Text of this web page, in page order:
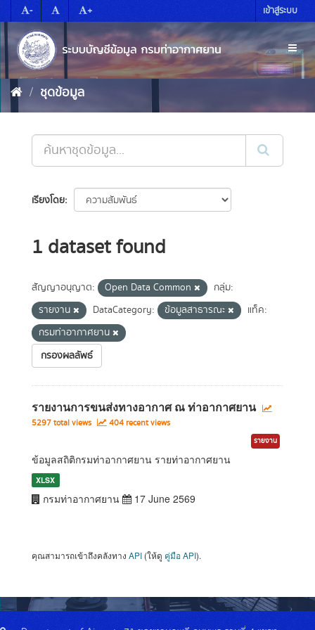
to
content
- + เข้าสู่ระบบ
ชุดข้อมูล
เรียงโดย
1 dataset found
สัญญาอนุญาต: Open Data Common
กลุ่ม:
รายงาน
DataCategory: ข้อมูลสาธารณะ
แท็ค:
กรมท่าอากาศยาน
กรองผลลัพธ์
รายงานการขนส่งทางอากาศ ณ ท่าอากาศยาน
5297 total views 404 recent views
รายงาน
ข้อมูลสถิติกรมท่าอากาศยาน รายท่าอากาศยาน
XLSX
กรมท่าอากาศยาน 17 June 2569
คุณสามารถเข้าถึงคลังทาง API (ให้ดู คู่มือ API).